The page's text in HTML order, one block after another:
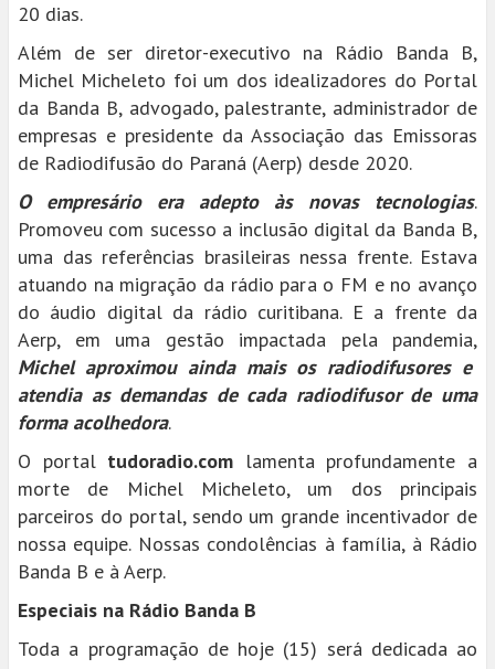
20 dias.
Além de ser diretor-executivo na Rádio Banda B,
Michel Micheleto foi um dos idealizadores do Portal
da Banda B, advogado, palestrante, administrador de
empresas e presidente da Associação das Emissoras
de Radiodifusão do Paraná (Aerp) desde 2020.
O empresário era adepto às novas tecnologias.
Promoveu com sucesso a inclusão digital da Banda B,
uma das referências brasileiras nessa frente. Estava
atuando na migração da rádio para o FM e no avanço
do áudio digital da rádio curitibana. E a frente da
Aerp, em uma gestão impactada pela pandemia,
Michel aproximou ainda mais os radiodifusores e
atendia as demandas de cada radiodifusor de uma
forma acolhedora.
O portal tudoradio.com lamenta profundamente a
morte de Michel Micheleto, um dos principais
parceiros do portal, sendo um grande incentivador de
nossa equipe. Nossas condolências à família, à Rádio
Banda B e à Aerp.
Especiais na Rádio Banda B
Toda a programação de hoje (15) será dedicada ao